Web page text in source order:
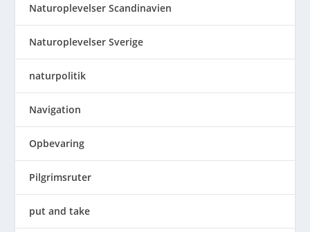
Naturoplevelser Scandinavien
Naturoplevelser Sverige
naturpolitik
Navigation
Opbevaring
Pilgrimsruter
put and take